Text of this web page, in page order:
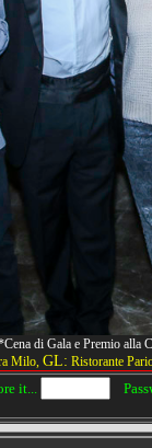
di Gala e Premio
Milo, GL: Ristorante
it...